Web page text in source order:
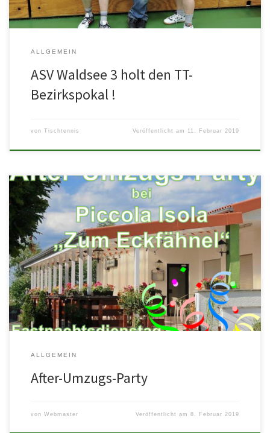
ALLGEMEIN
ASV Waldsee 3 holt den TT-
Bezirkspokal !
von Tischtennis Veröffentlicht am 11. Februar 2019
Ihr habt noch keine Idee, wo ihr nach dem legendären Umzug in
Waldsee einkehren könnt❓ Dann kommt runter zum ASV❗️ Das […]
ALLGEMEIN
After-Umzugs-Party
von Webmaster Veröffentlicht am8. Februar 2019